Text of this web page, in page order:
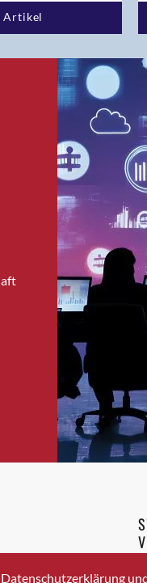
Bolligen
Bonaduz
Brig-
Brugg
Brugg
Bülach
Cazis
Crissier
Davos
Artikel